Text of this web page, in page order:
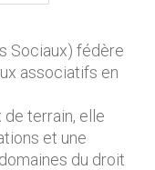
Sociaux) fédère
associatifs en
terrain, elle
et une
du droit